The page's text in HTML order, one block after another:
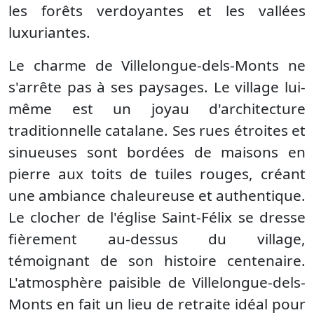
les forêts verdoyantes et les vallées
luxuriantes.
Le charme de Villelongue-dels-Monts ne
s'arrête pas à ses paysages. Le village lui-
même est un joyau d'architecture
traditionnelle catalane. Ses rues étroites et
sinueuses sont bordées de maisons en
pierre aux toits de tuiles rouges, créant
une ambiance chaleureuse et authentique.
Le clocher de l'église Saint-Félix se dresse
fièrement au-dessus du village,
témoignant de son histoire centenaire.
L'atmosphère paisible de Villelongue-dels-
Monts en fait un lieu de retraite idéal pour